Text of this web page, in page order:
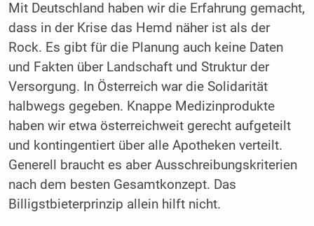
Mit Deutschland haben wir die Erfahrung gemacht,
dass in der Krise das Hemd näher ist als der
Rock. Es gibt für die Planung auch keine Daten
und Fakten über Landschaft und Struktur der
Versorgung. In Österreich war die Solidarität
halbwegs gegeben. Knappe Medizinprodukte
haben wir etwa österreichweit gerecht aufgeteilt
und kontingentiert über alle Apotheken verteilt.
Generell braucht es aber Ausschreibungskriterien
nach dem besten Gesamtkonzept. Das
Billigstbieterprinzip allein hilft nicht.